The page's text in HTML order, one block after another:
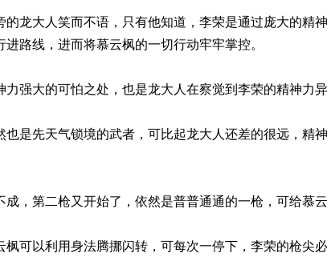
人笑而不语，只有他知道，李荣是通过庞大的精神
路线，进而将慕云枫的一切行动牢牢掌控。
的可怕之处，也是龙大人在察觉到李荣的精神力异
天气锁境的武者，可比起龙大人还差的很远，精神
二枪又开始了，依然是普普通通的一枪，可给慕云
利用身法腾挪闪转，可每次一停下，李荣的枪尖必